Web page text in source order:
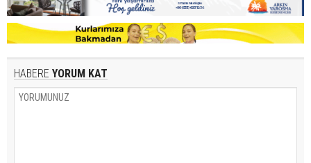
HABERE YORUM KAT